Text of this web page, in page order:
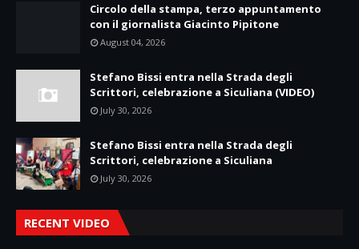
Circolo della stampa, terzo appuntamento
con il giornalista Giacinto Pipitone
August 04, 2026
Stefano Bissi entra nella Strada degli
Scrittori, celebrazione a Siculiana (VIDEO)
July 30, 2026
Stefano Bissi entra nella Strada degli
Scrittori, celebrazione a Siculiana
July 30, 2026
RECENT VIDEO